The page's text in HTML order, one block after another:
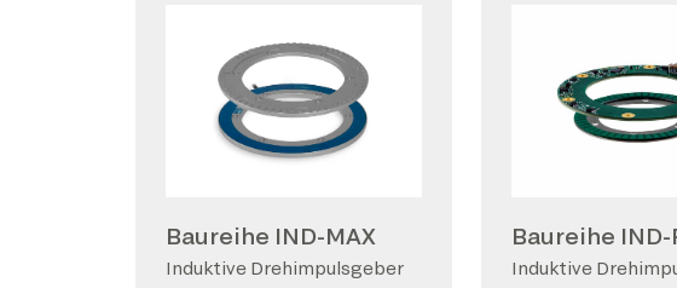
Baureihe IND-MAX
Induktive Drehimpulsgeber
Baureihe IND-
Induktive